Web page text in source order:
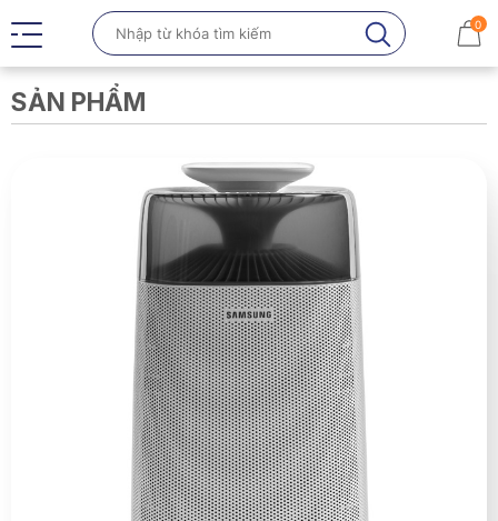
0
SẢN PHẨM